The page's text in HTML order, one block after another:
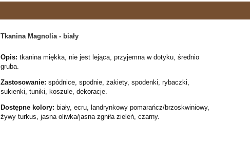
Tkanina Magnolia - biały
Opis: tkanina miękka, nie jest lejąca, przyjemna w dotyku, średnio
gruba.
Zastosowanie: spódnice, spodnie, żakiety, spodenki, rybaczki,
sukienki, tuniki, koszule, dekoracje.
Dostępne kolory: biały, ecru, landrynkowy pomarańcz/brzoskwiniowy,
żywy turkus, jasna oliwka/jasna zgniła zieleń, czarny.